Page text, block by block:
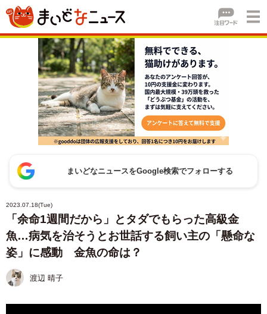
まいどなニュースをGoogle検索でフォローする
2023.07.18(Tue)
「余命1週間だから」とタダでもらった高級金
魚…病気を治そうとお世話する飼い主の「懸命な
姿」に感動 金魚の命は？
渡辺 晴子